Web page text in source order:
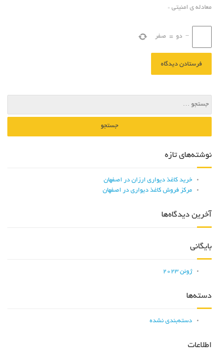
معادله ی امنیتی *
− دو = صفر
نوشته‌های تازه
خرید کاغذ دیواری ارزان در اصفهان
مرکز فروش کاغذ دیواری در اصفهان
آخرین دیدگاه‌ها
بایگانی
ژوئن 2023
دسته‌ها
دسته‌بندی نشده
اطلاعات